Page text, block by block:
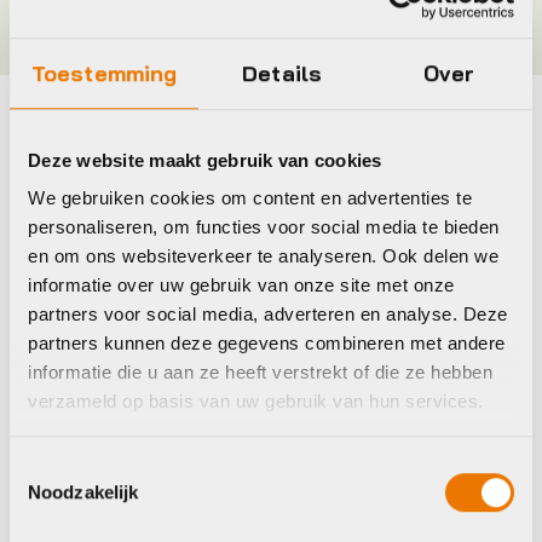
Toestemming Details Over
Deze website maakt gebruik van cookies
We gebruiken cookies om content en advertenties te
personaliseren, om functies voor social media te bieden
en om ons websiteverkeer te analyseren. Ook delen we
informatie over uw gebruik van onze site met onze
partners voor social media, adverteren en analyse. Deze
partners kunnen deze gegevens combineren met andere
informatie die u aan ze heeft verstrekt of die ze hebben
verzameld op basis van uw gebruik van hun services.
Noodzakelijk
Maak je fiets compleet
Bekijk alle accessoires
Mh BBB